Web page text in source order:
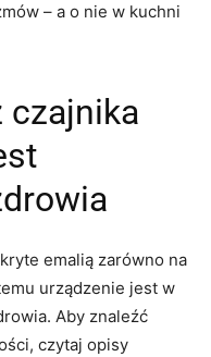
– a o nie w kuchni
czajnika
emalią zarówno na
urządzenie jest w
Aby znaleźć
czytaj opisy